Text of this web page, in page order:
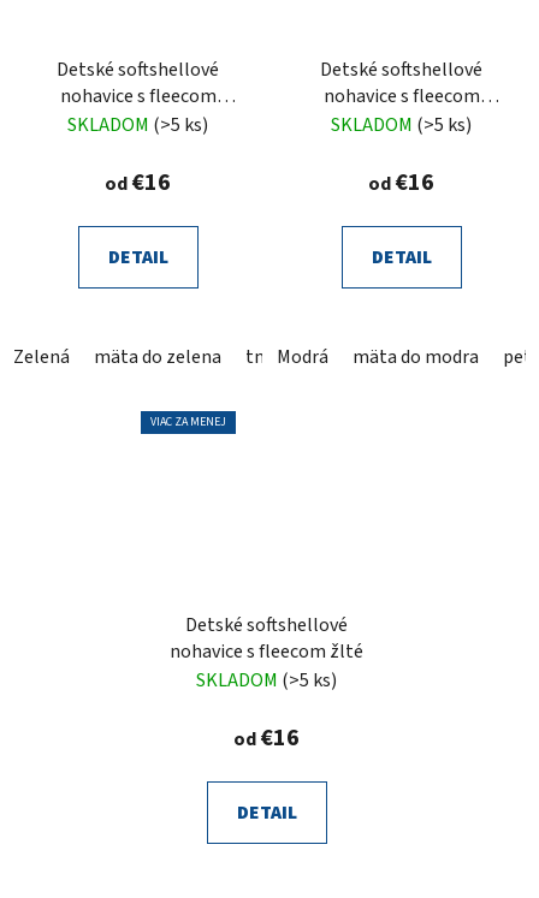
Detské softshellové
nohavice s fleecom
trávové
SKLADOM (>5 ks)
od€16
DETAIL
Zelená mäta do zelena tmavomodrá pastelová zelená
Detské softshellové
nohavice s fleecom
tyrkysové
SKLADOM (>5 ks)
od€16
DETAIL
Modrá mäta do modra
VIAC ZA MENEJ
Detské softshellové
nohavice s fleecom žlté
SKLADOM (>5 ks)
od€16
DETAIL